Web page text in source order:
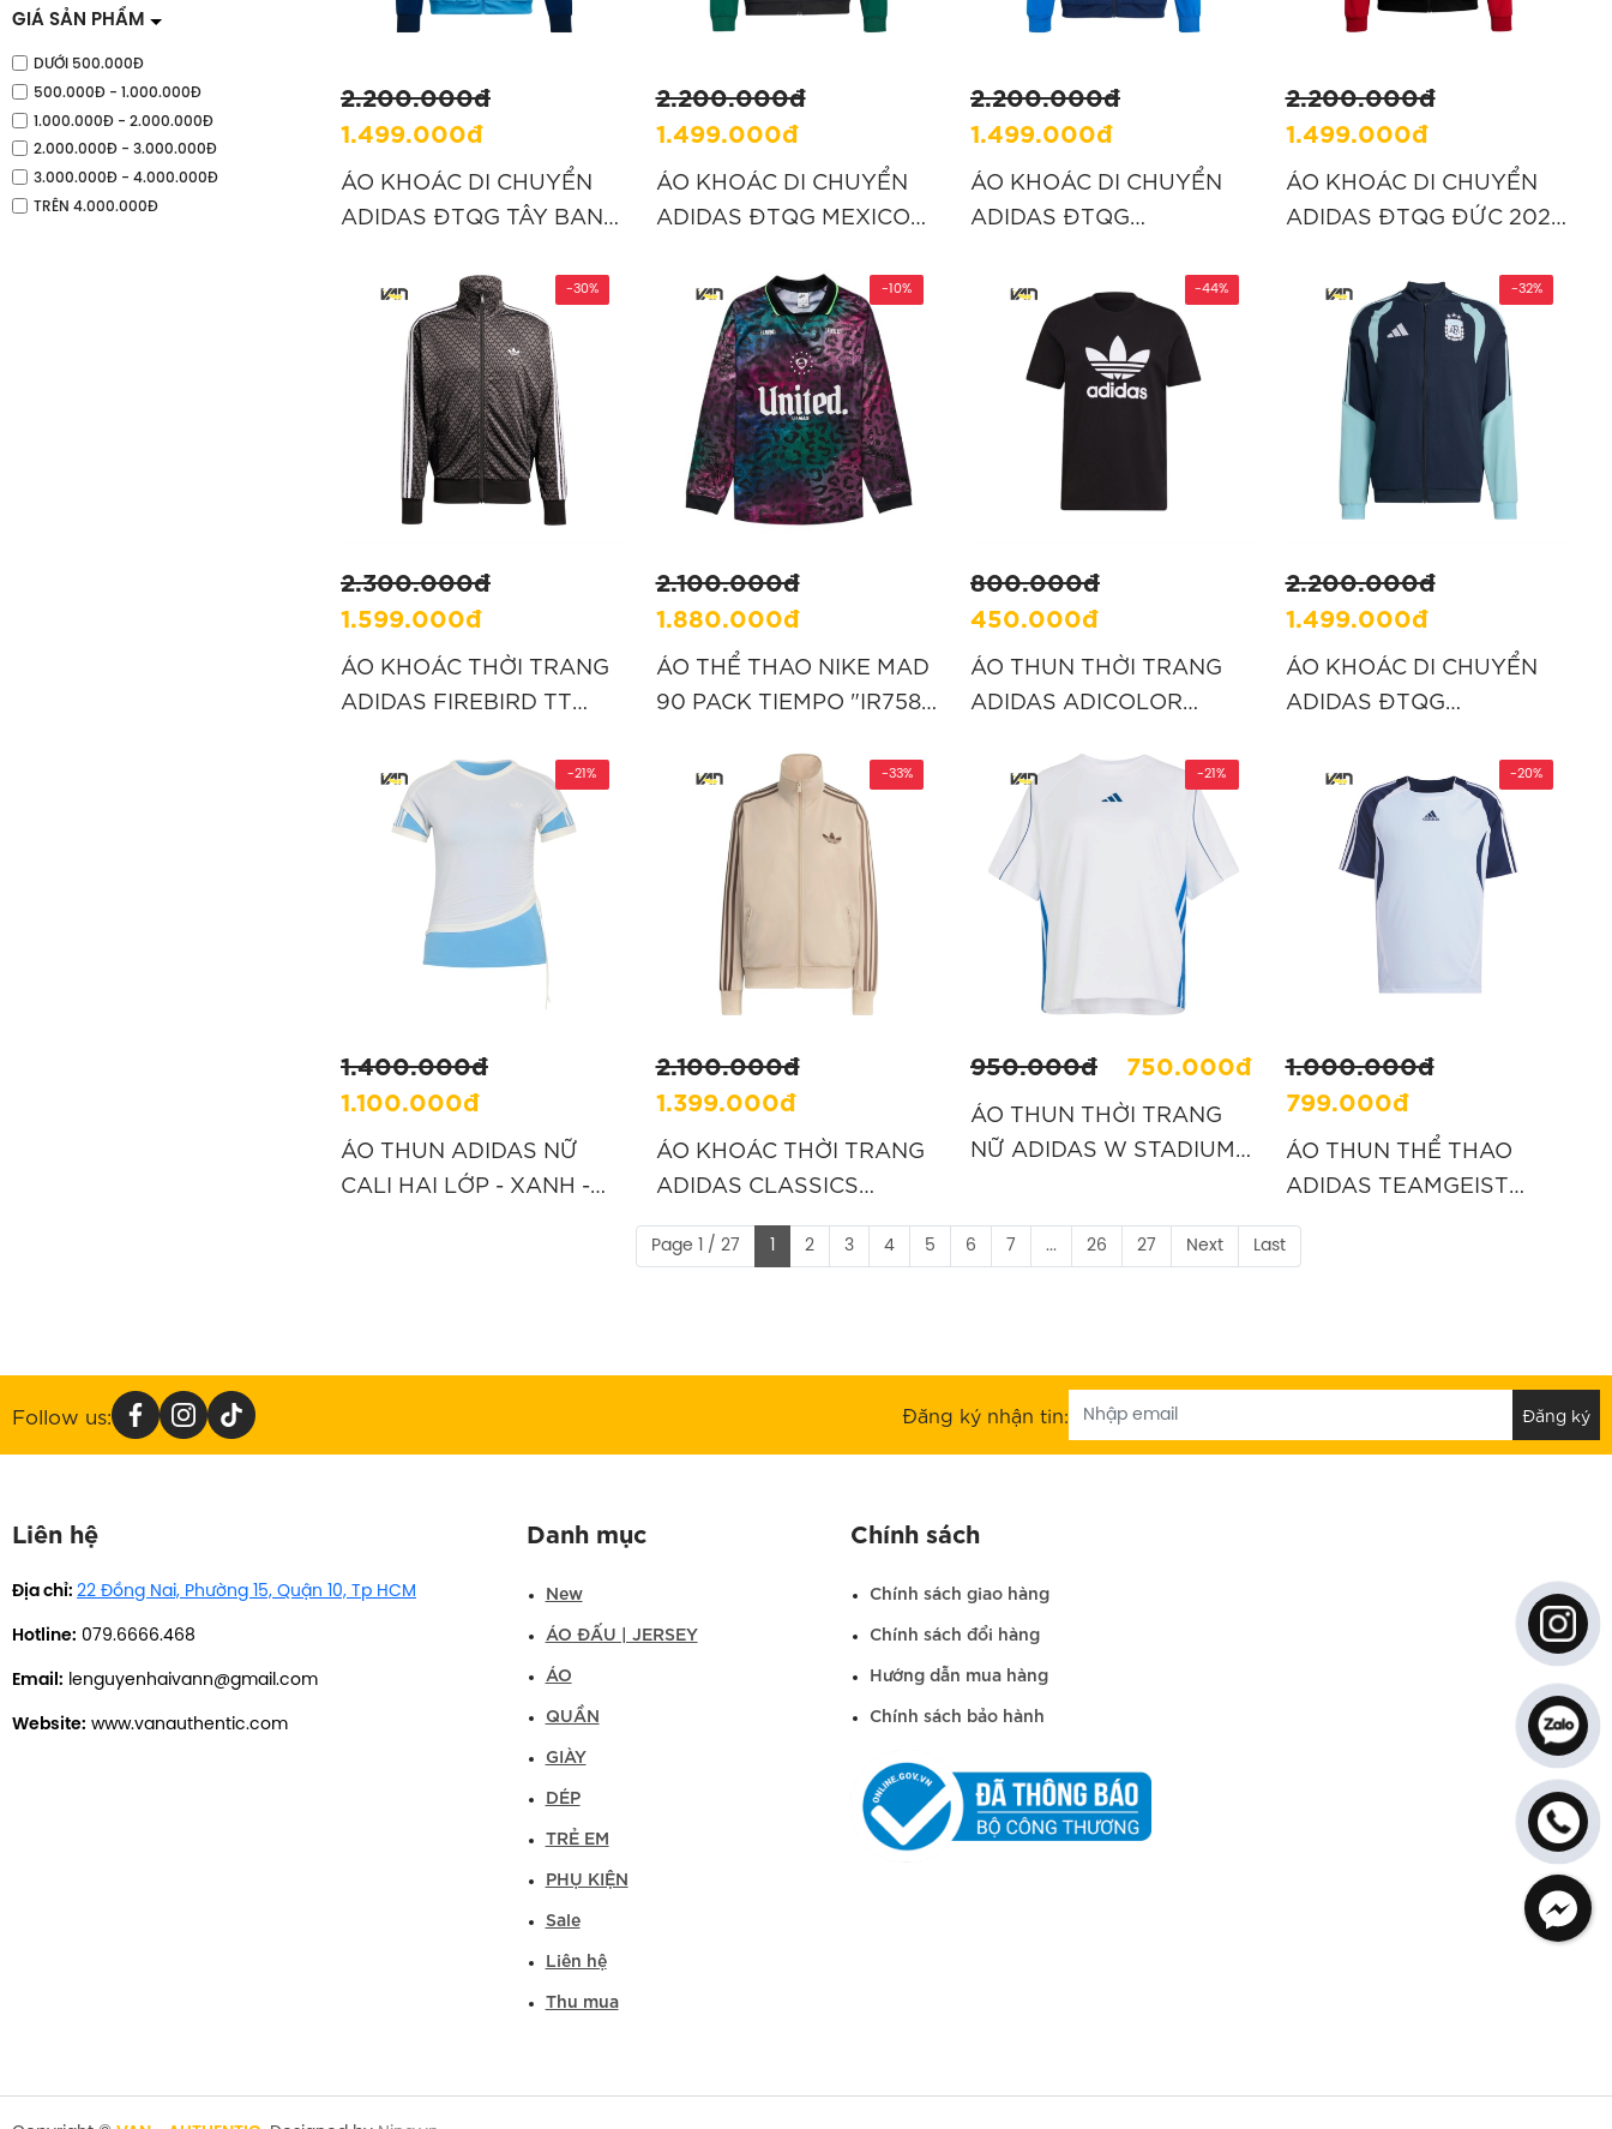
37 37,5
39 39,5 40
41 41,5 42
GIÁ SẢN PHẨM
DƯỚI 500.000Đ
500.000Đ - 1.000.000Đ
1.000.000Đ - 2.000.000Đ
2.000.000Đ - 3.000.000Đ
3.000.000Đ - 4.000.000Đ
TRÊN 4.000.000Đ
2.200.000đ
1.499.000đ
ÁO KHOÁC DI CHUYỂN
ADIDAS ĐTQG TÂY BAN
“KA8173”
2.200.000đ
1.499.000đ
ÁO KHOÁC DI CHUYỂN
ADIDAS ĐTQG MEXICO
“KB0816”
2.200.000đ
1.499.000đ
ÁO KHOÁC DI CHUYỂN
ADIDAS ĐTQG
XANH “JZ6223”
2.200.000đ
1.499.000đ
ÁO KHOÁC DI CHUYỂN
ADIDAS ĐTQG ĐỨC 2026
2.300.000đ
1.599.000đ
-30%
ÁO KHOÁC THỜI TRANG
ADIDAS FIREBIRD TT
''KC9158''
2.100.000đ
1.880.000đ
-10%
ÁO THỂ THAO NIKE MAD
90 PACK TIEMPO "IR7587-
800.000đ
450.000đ
-44%
ÁO THUN THỜI TRANG
ADIDAS ADICOLOR
“H06442”
2.200.000đ
1.499.000đ
-32%
ÁO KHOÁC DI CHUYỂN
ADIDAS ĐTQG
XANH “JY7023”
1.400.000đ
1.100.000đ
-21%
ÁO THUN ADIDAS NỮ
CALI HAI LỚP - XANH -
2.100.000đ
1.399.000đ
-33%
ÁO KHOÁC THỜI TRANG
ADIDAS CLASSICS
FIREBIRD - MÀU BE
"KD1327"
950.000đ 750.000đ
-21%
ÁO THUN THỜI TRANG
NỮ ADIDAS W STADIUM -
1.000.000đ
799.000đ
-20%
ÁO THUN THỂ THAO
ADIDAS TEAMGEIST
ADICOLOR - XANH
“KD5849”
Page 1 / 27 1 2 3 4 5 6 7 ... 26 27 Next Last
Follow us: Đăng ký nhận tin:
Liên hệ
Địa chỉ: 22 Đồng Nai, Phường 15, Quận 10, Tp HCM
Hotline: 079.6666.468
Email: lenguyenhaivann@gmail.com
Website: www.vanauthentic.com
Danh mục
New
ÁO ĐẤU | JERSEY
ÁO
QUẦN
GIÀY
DÉP
TRẺ EM
PHỤ KIỆN
Sale
Liên hệ
Thu mua
Chính sách
Chính sách giao hàng
Chính sách đổi hàng
Hướng dẫn mua hàng
Chính sách bảo hành